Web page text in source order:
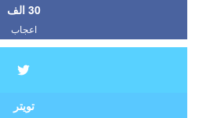
30 الف
اعجاب
تويتر